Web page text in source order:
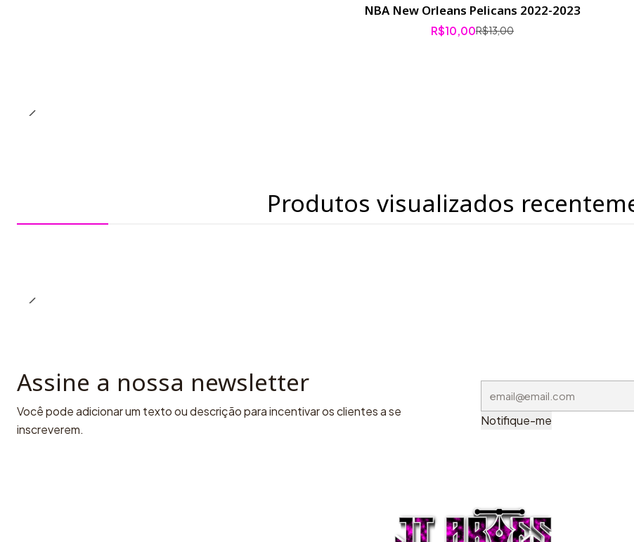
NBA New Orleans Pelicans 2022-2023
R$10,00R$13,00
Produtos visualizados
Assine a nossa newsletter
Você pode adicionar um texto ou descrição para incentivar os clientes a se
inscreverem.
Notifique-me